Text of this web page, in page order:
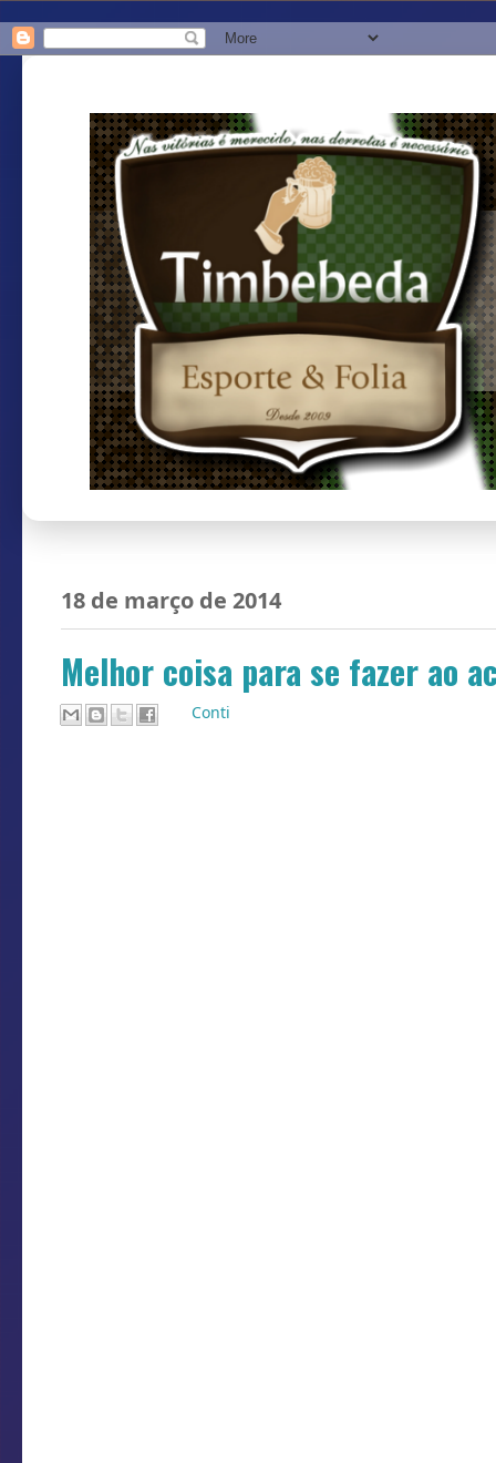
18 de março de 2014
Melhor coisa para se fazer ao
Conti